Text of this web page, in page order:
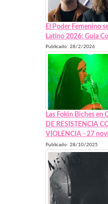
El Poder Femenino
Latino 2026: Guía
Publicado: 28/2/2026
Las Fokin Biches en
DE RESISTENCIA
VIOLENCIA - 27
Publicado: 28/10/2025